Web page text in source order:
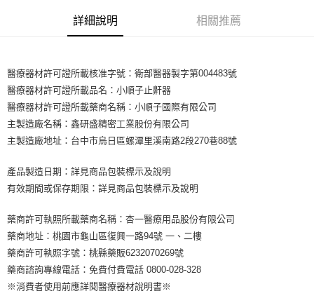
消。如遇「轉專審核」未通過狀況，表示未達大哥付你分期系統評分，恕無
法說明評估內容。
醒簡訊。
2.透過簡訊連結打開帳單後，可選擇「超商條碼／台灣大直營門市／銀行轉
帳／街口支付／iPASS MONEY」等通路繳費。
【注意事項】
1.本服務係由「台灣大哥大股份有限公司」（以下簡稱本公司）所提供，讓
用戶於交易時，得透過本服務購買商品或服務，並由商店將買賣／分期付款
2.基於同意付款使用「大哥付你分期」之契約關係目的，商店將以您的個人
資料（包含姓名、電話或地址）提供予台灣大哥大進項蒐集、處理及利用，
１．簡單：不需註冊會員、不需綁卡、不需儲值。
２．便利：只要手機號碼，簡訊認證，即可結帳。
１．於結帳方式選擇「AFTEE先享後付」後，將跳轉至「AFTEE先享後付」
結帳頁面，進行簡訊認證並確認金額後，即可完成結帳。
２．訂單成立數日內，您將收到繳費通知簡訊。
ATM／網路銀行／等多元方式進行付款，方視為交易完成。
※ 請注意：結帳手續完成當下不需立刻繳費，但若您需要取消訂單，請聯絡
後付繳納相關費用。
※ 交易是否成功請以「AFTEE先享後付 」之結帳頁面顯示為準，若有關於
是否繳費成功／繳費後需取消欲退款等相關疑問，請聯繫「AFTEE先享後付
【注意事項】
１．透過由恩沛科技股份有限公司提供之「AFTEE先享後付」服務完成之交
易，需依本服務之必要範圍內提供個人資料，並將交易相關給付款項請求債
權轉讓予恩沛科技股份有限公司。
２．關於個人資料處理事宜，請瀏覽以下網址：
https://aftee.tw/terms/#terms3
付款後萊爾富取貨
每筆NT$65，滿NT$799(含以上)免運費
付款後7-11取貨
大榮宅配
詳細說明 相關推薦
醫療器材許可證所載核准字號：衛部醫器製字第004483號
醫療器材許可證所載品名：小順子止鼾器
醫療器材許可證所載藥商名稱：小順子國際有限公司
主製造廠名稱：鑫研盛精密工業股份有限公司
主製造廠地址：台中市烏日區螺潭里溪南路2段270巷88號
產品製造日期：詳見商品包裝標示及說明
有效期間或保存期限：詳見商品包裝標示及說明
藥商許可執照所載藥商名稱：杏一醫療用品股份有限公司
藥商地址：桃園市龜山區復興一路94號 一、二樓
藥商許可執照字號：桃縣藥販6232070269號
藥商諮詢專線電話：免費付費電話 0800-028-328
※消費者使用前應詳閱醫療器材說明書※